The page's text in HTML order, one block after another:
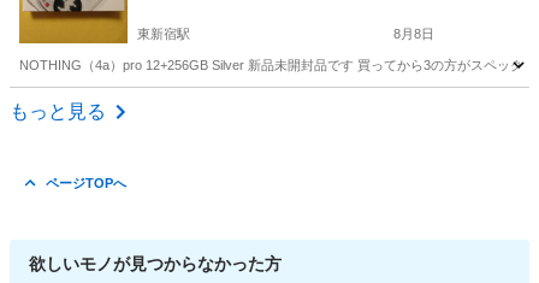
東新宿駅 8月8日
NOTHING（4a）pro 12+256GB Silver 新品未開封品です 買ってから3の方がスペック
東京 新宿区
もっと見る
ページTOPへ
欲しいモノが見つからなかった方